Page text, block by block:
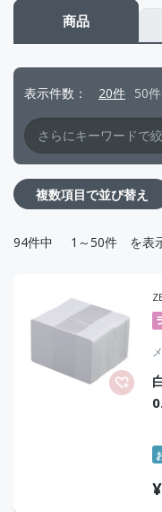
商品
表示件数 20件 50件
複数項目で並び替え
94件中 1～50件 を表
¥